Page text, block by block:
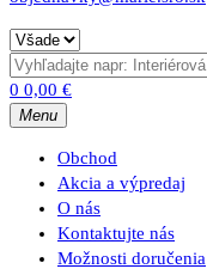
0 0,00 €
Menu
Obchod
Akcia a výpredaj
O nás
Kontaktujte nás
Možnosti doručenia